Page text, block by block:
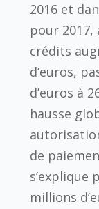
2016 et
pour 2017,
crédits
d’euros,
d’euros à
hausse
de
s’explique
millions